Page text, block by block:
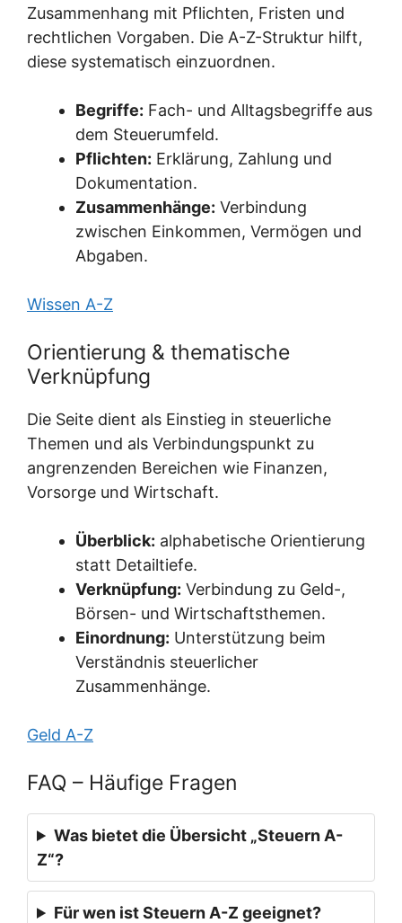
Zusammenhang mit Pflichten, Fristen und
rechtlichen Vorgaben. Die A-Z-Struktur hilft,
diese systematisch einzuordnen.
Begriffe: Fach- und Alltagsbegriffe aus
dem Steuerumfeld.
Pflichten: Erklärung, Zahlung und
Dokumentation.
Zusammenhänge: Verbindung
zwischen Einkommen, Vermögen und
Abgaben.
Wissen A-Z
Orientierung & thematische
Verknüpfung
Die Seite dient als Einstieg in steuerliche
Themen und als Verbindungspunkt zu
angrenzenden Bereichen wie Finanzen,
Vorsorge und Wirtschaft.
Überblick: alphabetische Orientierung
statt Detailtiefe.
Verknüpfung: Verbindung zu Geld-,
Börsen- und Wirtschaftsthemen.
Einordnung: Unterstützung beim
Verständnis steuerlicher
Zusammenhänge.
Geld A-Z
FAQ – Häufige Fragen
Was bietet die Übersicht „Steuern A-
Z“?
Für wen ist Steuern A-Z geeignet?